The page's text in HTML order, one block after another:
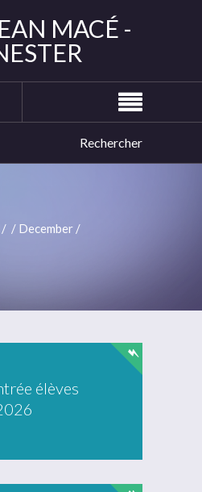
MACÉ -
/ / December /
élèves